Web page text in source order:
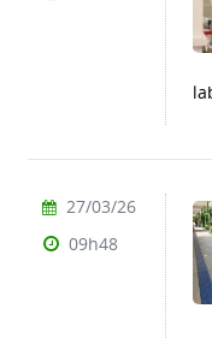
27/03/26
09h48